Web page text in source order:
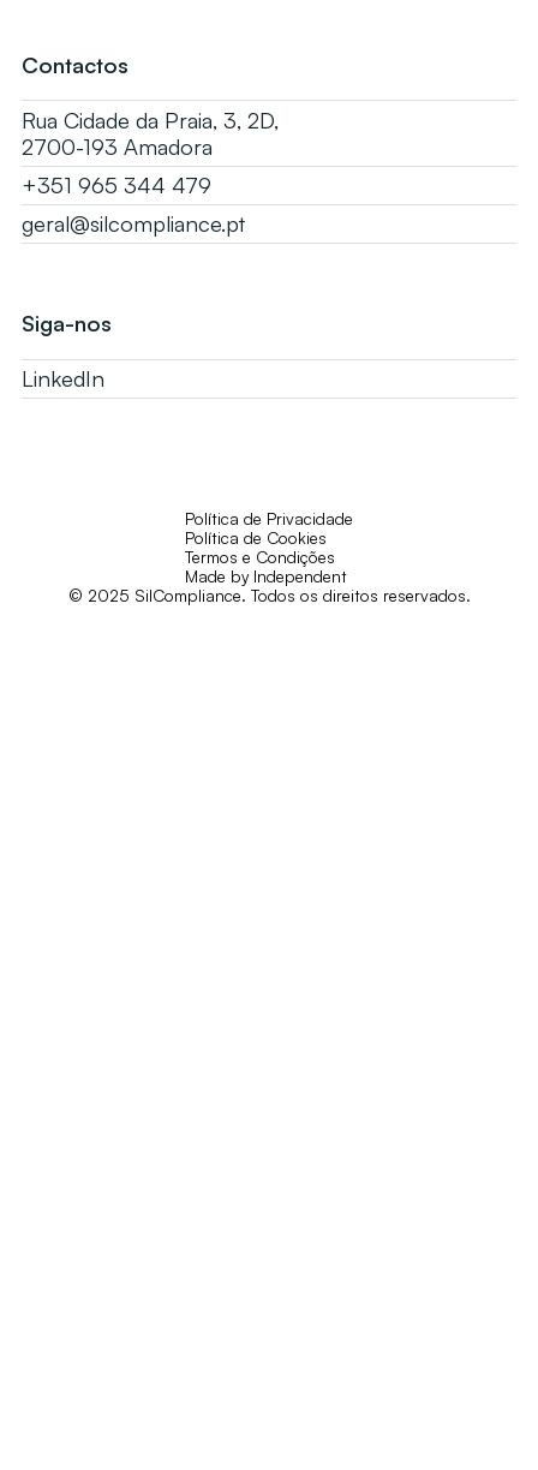
Contactos
Rua Cidade da Praia, 3, 2D,
2700-193 Amadora
+351 965 344 479
geral@silcompliance.pt
Siga-nos
LinkedIn
© 2025 SilCompliance. Todos os direitos reservados.
Política de Privacidade
Política de Cookies
Termos e Condições
Made by Independent